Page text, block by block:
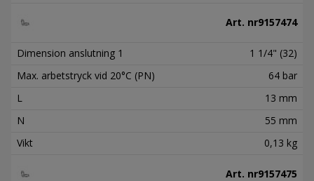
Art. nr9157474
Dimension anslutning 1
1 1/4" (32)
Max. arbetstryck vid 20°C (PN)
64 bar
L
13 mm
N
55 mm
Vikt
0,13 kg
Art. nr9157475